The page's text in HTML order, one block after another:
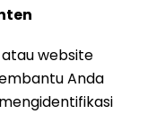
website
Anda